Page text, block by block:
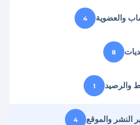
والعضوية 4
8
والرصيد 1
النشر والموقع 4